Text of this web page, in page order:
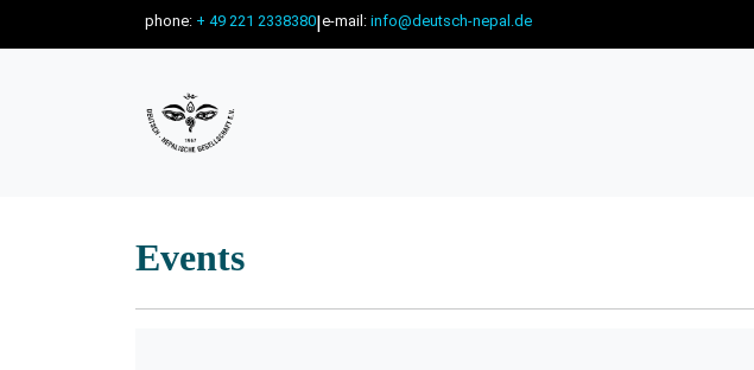
phone: + 49 221 2338380|e-mail: info@deutsch-nepal.de
Events